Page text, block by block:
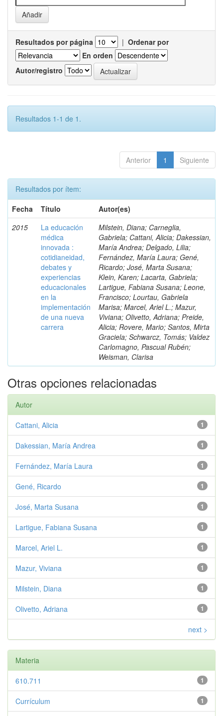
Resultados por página | Ordenar por
En orden
Autor/registro
Resultados 1-1 de 1.
Anterior 1 Siguiente
Resultados por ítem:
Fecha
Título
Autor(es)
2015
La educación
médica
innovada :
cotidianeidad,
debates y
experiencias
educacionales
en la
implementación
de una nueva
carrera
Milstein, Diana; Carneglia,
Gabriela; Cattani, Alicia; Dakessian,
María Andrea; Delgado, Lilia;
Fernández, María Laura; Gené,
Ricardo; José, Marta Susana;
Klein, Karen; Lacarta, Gabriela;
Lartigue, Fabiana Susana; Leone,
Francisco; Lourtau, Gabriela
Marisa; Marcel, Ariel L.; Mazur,
Viviana; Olivetto, Adriana; Preide,
Alicia; Rovere, Mario; Santos, Mirta
Graciela; Schwarcz, Tomás; Valdez
Carlomagno, Pascual Rubén;
Weisman, Clarisa
Otras opciones relacionadas
Autor
1
Cattani, Alicia
1
Dakessian, María Andrea
1
Fernández, María Laura
1
Gené, Ricardo
1
José, Marta Susana
1
Lartigue, Fabiana Susana
1
Marcel, Ariel L.
1
Mazur, Viviana
1
Milstein, Diana
1
Olivetto, Adriana
next >
Materia
1
610.711
1
Currículum